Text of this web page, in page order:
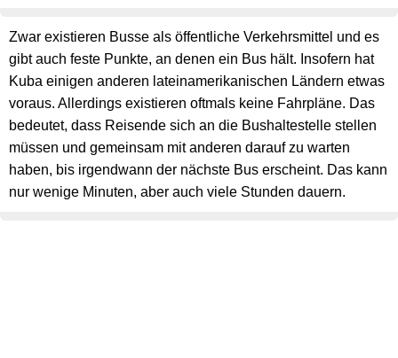
Zwar existieren Busse als öffentliche Verkehrsmittel und es
gibt auch feste Punkte, an denen ein Bus hält. Insofern hat
Kuba einigen anderen lateinamerikanischen Ländern etwas
voraus. Allerdings existieren oftmals keine Fahrpläne. Das
bedeutet, dass Reisende sich an die Bushaltestelle stellen
müssen und gemeinsam mit anderen darauf zu warten
haben, bis irgendwann der nächste Bus erscheint. Das kann
nur wenige Minuten, aber auch viele Stunden dauern.